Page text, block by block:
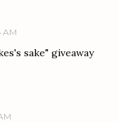
AM
sake" giveaway